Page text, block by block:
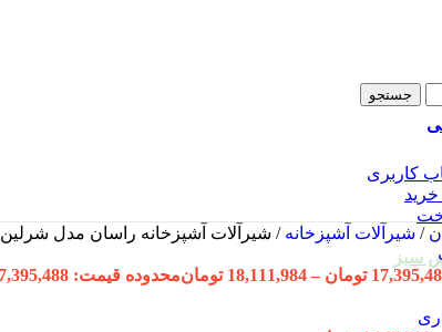
جستجو
کاربری
سبز
/ شیرآلات آشپزخانه/ شیرآلات آشپزخانه راسان مدل شرلین
تومان –
18,111,984 تومانمحدوده قیمت: 17,395,488 تومان تا 18,111,984 تومان